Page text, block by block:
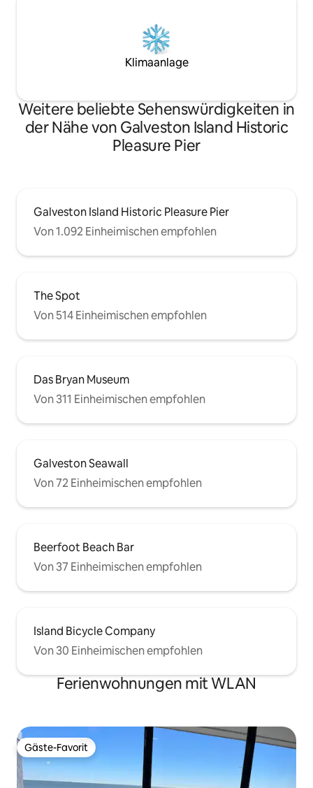
Klimaanlage
Weitere beliebte Sehenswürdigkeiten in
der Nähe von Galveston Island Historic
Pleasure Pier
Galveston Island Historic Pleasure Pier
Von 1.092 Einheimischen empfohlen
The Spot
Von 514 Einheimischen empfohlen
Das Bryan Museum
Von 311 Einheimischen empfohlen
Galveston Seawall
Von 72 Einheimischen empfohlen
Beerfoot Beach Bar
Von 37 Einheimischen empfohlen
Island Bicycle Company
Von 30 Einheimischen empfohlen
Ferienwohnungen mit WLAN
Gäste-Favorit
Gäste-Favorit